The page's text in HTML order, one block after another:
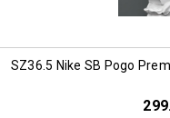
SZ36.5 Nike SB Pogo